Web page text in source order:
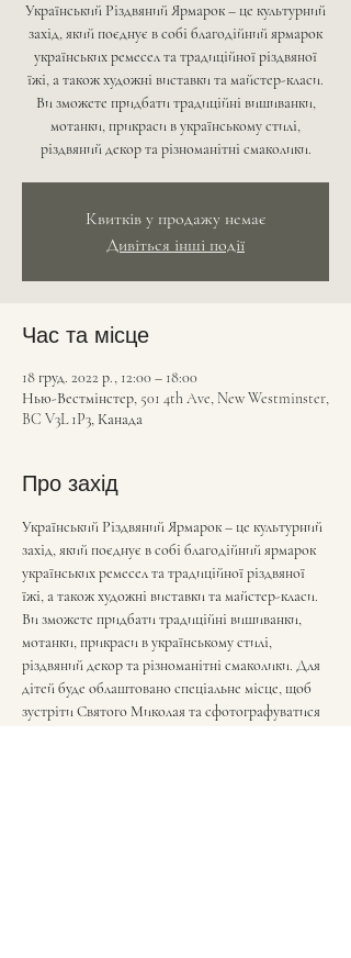
Український Різдвяний Ярмарок – це культурний
захід, який поєднує в собі благодійний ярмарок
українських ремесел та традиційної різдвяної
їжі, а також художні виставки та майстер-класи.
Ви зможете придбати традиційні вишиванки,
мотанки, прикраси в українському стилі,
різдвяний декор та різноманітні смаколики.
Квитків у продажу немає
Дивіться інші події
Час та місце
18 груд. 2022 р., 12:00 – 18:00
Нью-Вестмінстер, 501 4th Ave, New Westminster,
BC V3L 1P3, Канада
Про захід
Український Різдвяний Ярмарок – це культурний
захід, який поєднує в собі благодійний ярмарок
українських ремесел та традиційної різдвяної
їжі, а також художні виставки та майстер-класи.
Ви зможете придбати традиційні вишиванки,
мотанки, прикраси в українському стилі,
різдвяний декор та різноманітні смаколики. Для
дітей буде облаштовано спеціальне місце, щоб
зустріти Святого Миколая та сфотографуватися